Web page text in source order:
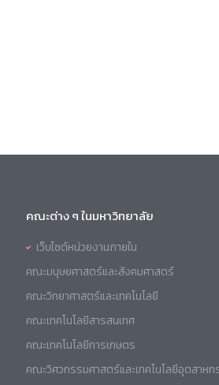
คณะต่าง ๆ ในมหาวิทยาลัย
เว็บไซต์หน่วยงานภายใน
คณะมนุษยศาสตร์และสังคมศาสตร์
คณะวิทยาศาสตร์และเทคโนโลยี
คณะเทคโนโลยีสารสนเทศ
คณะเทคโนโลยีการเกษตร
คณะวิศวกรรมศาสตร์และเทคโนโลยีอุตสาหก